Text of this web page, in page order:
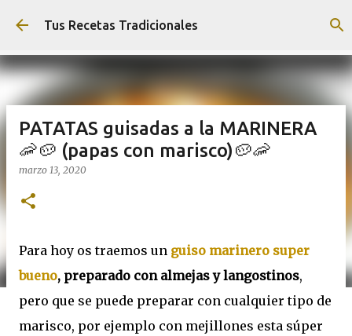
Ir al contenido principal
Tus Recetas Tradicionales
PATATAS guisadas a la MARINERA
🦐🥔 (papas con marisco)🥔🦐
marzo 13, 2020
Para hoy os traemos un guiso marinero super
bueno, preparado con almejas y langostinos,
pero que se puede preparar con cualquier tipo de
marisco, por ejemplo con mejillones esta súper